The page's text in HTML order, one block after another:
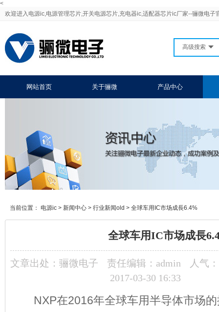
<
欢迎进入电源ic,电源管理芯片,开关电源芯片,充电器ic,适配器芯片ic厂家--骊微电子
高级搜索
网站首页 关于骊微 产品中心
当前位置： 电源ic > 新闻中心 > 行业新闻old > 全球车用IC市场成長6.4%
全球车用IC市场成長
文章出处： 骊微电子 责任编辑：admin
人气：
2017-03-30 16:33
NXP在2016年全球车用半导体市场的